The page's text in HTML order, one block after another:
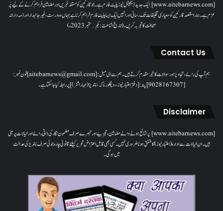
[www.aitebarnews.com] ایک جدید ڈیجیٹل نیوز پلیٹ فارم ہے۔ جو قارئین کو مستند خبریں اور مضامین فراہم کرنے کے لیے پُر
عزم ہے۔ ہمارا مقصدقارئین کو معیاری تخلیقات تک رسائی اور انہیں ایک ایسا پلیٹ فارم فراہم کرنا ہے جہاں وہ درست، غیر جانبدار اور ذمہ دارانہ
صحافت کا تجربہ کریں۔( تاریخ اشاعت : یکم؍ ستمبر 2023ء)
Contact Us
ہم آپ کی رائے، تجاویز اور سوالات کا خیرمقدم کرتے ہیں۔ ہم سےای میل: [aitebarnews@gmail.com]فون نمبر:
[9028167307]پتہ: [دفتر اعتبار نیوز، ، دیگلور ناکہ، ناندیڑ(مہاراشٹر) ] پر رابطہ کیا جاسکتا ہے۔
Disclaimer
[www.aitebarnews.com] پر شائع ہونے والے مضامین، تجزیے اور تبصرے صرف مضمون نگار کی ذاتی رائے اور خیالات پر مبنی
ہیں۔ ان خیالات سے ادارہ (اعتبار نیوز) کا متفق ہونا ضروری نہیں۔ کسی بھی قابل اعتراض تحریر کیلئے قانونی چارہ جوئی صرف ناندیڑ کی عدالت
میں ہوگی۔